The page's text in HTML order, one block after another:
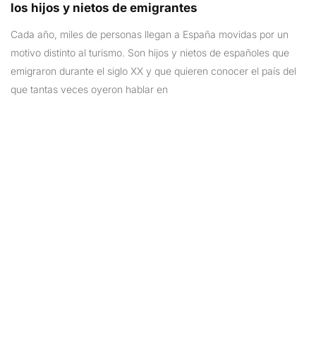
los hijos y nietos de emigrantes
Cada año, miles de personas llegan a España movidas por un
motivo distinto al turismo. Son hijos y nietos de españoles que
emigraron durante el siglo XX y que quieren conocer el país del
que tantas veces oyeron hablar en